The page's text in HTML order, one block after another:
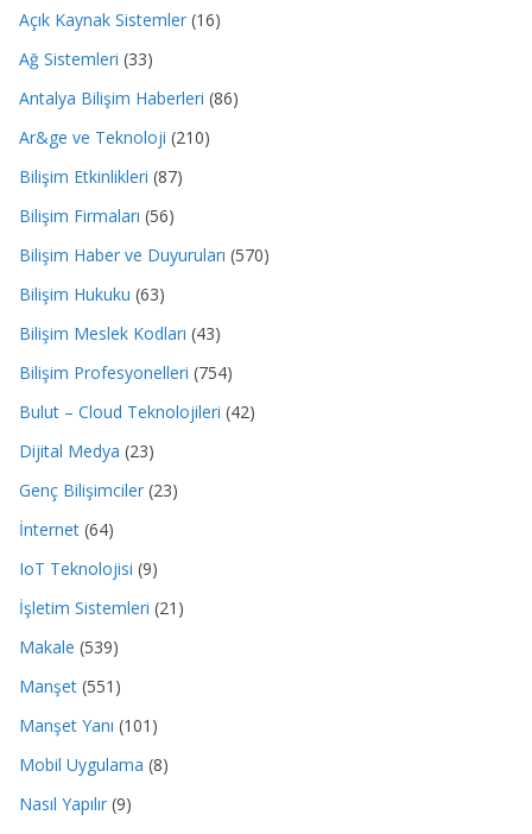
Açık Kaynak Sistemler (16)
Ağ Sistemleri (33)
Antalya Bilişim Haberleri (86)
Ar&ge ve Teknoloji (210)
Bilişim Etkinlikleri (87)
Bilişim Firmaları (56)
Bilişim Haber ve Duyuruları (570)
Bilişim Hukuku (63)
Bilişim Meslek Kodları (43)
Bilişim Profesyonelleri (754)
Bulut – Cloud Teknolojileri (42)
Dijital Medya (23)
Genç Bilişimciler (23)
İnternet (64)
IoT Teknolojisi (9)
İşletim Sistemleri (21)
Makale (539)
Manşet (551)
Manşet Yanı (101)
Mobil Uygulama (8)
Nasıl Yapılır (9)